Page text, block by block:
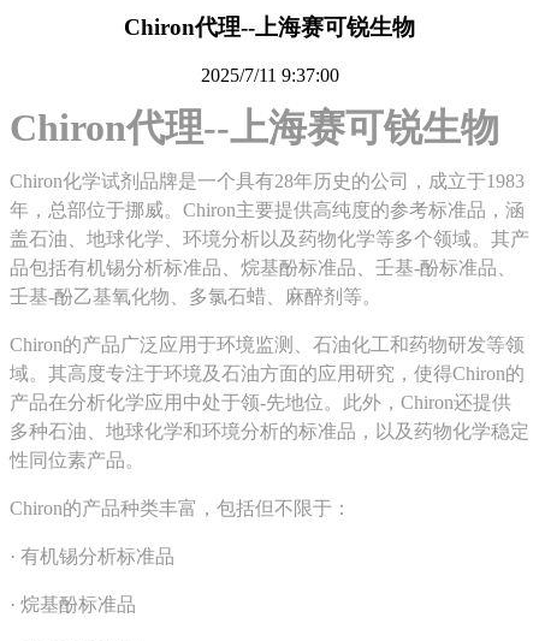
Chiron代理--上海赛可锐生物
2025/7/11 9:37:00
Chiron代理--上海赛可锐生物
‌Chiron化学试剂品牌‌是一个具有28年历史的公司，成立于1983
年，总部位于挪威。Chiron主要提供高纯度的参考标准品，涵
盖石油、地球化学、环境分析以及药物化学等多个领域。其产
品包括有机锡分析标准品、烷基酚标准品、壬基-酚标准品、
壬基-酚乙基氧化物、多氯石蜡、麻醉剂等‌。
Chiron的产品广泛应用于环境监测、石油化工和药物研发等领
域。其高度专注于环境及石油方面的应用研究，使得Chiron的
产品在分析化学应用中处于领-先地位‌。此外，Chiron还提供
多种石油、地球化学和环境分析的标准品，以及药物化学稳定
性同位素产品‌。
Chiron的产品种类丰富，包括但不限于：
· ‌有机锡分析标准品‌
· ‌烷基酚标准品‌